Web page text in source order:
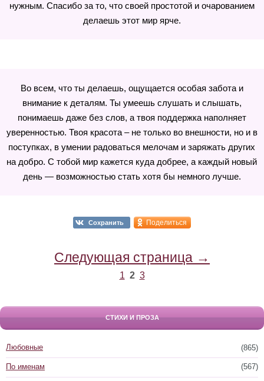
нужным. Спасибо за то, что своей простотой и очарованием
делаешь этот мир ярче.
Во всем, что ты делаешь, ощущается особая забота и
внимание к деталям. Ты умеешь слушать и слышать,
понимаешь даже без слов, а твоя поддержка наполняет
уверенностью. Твоя красота – не только во внешности, но и в
поступках, в умении радоваться мелочам и заряжать других
на добро. С тобой мир кажется куда добрее, а каждый новый
день — возможностью стать хотя бы немного лучше.
Сохранить Поделиться
Следующая страница →
1 2 3
СТИХИ И ПРОЗА
(865)
Любовные
(567)
По именам